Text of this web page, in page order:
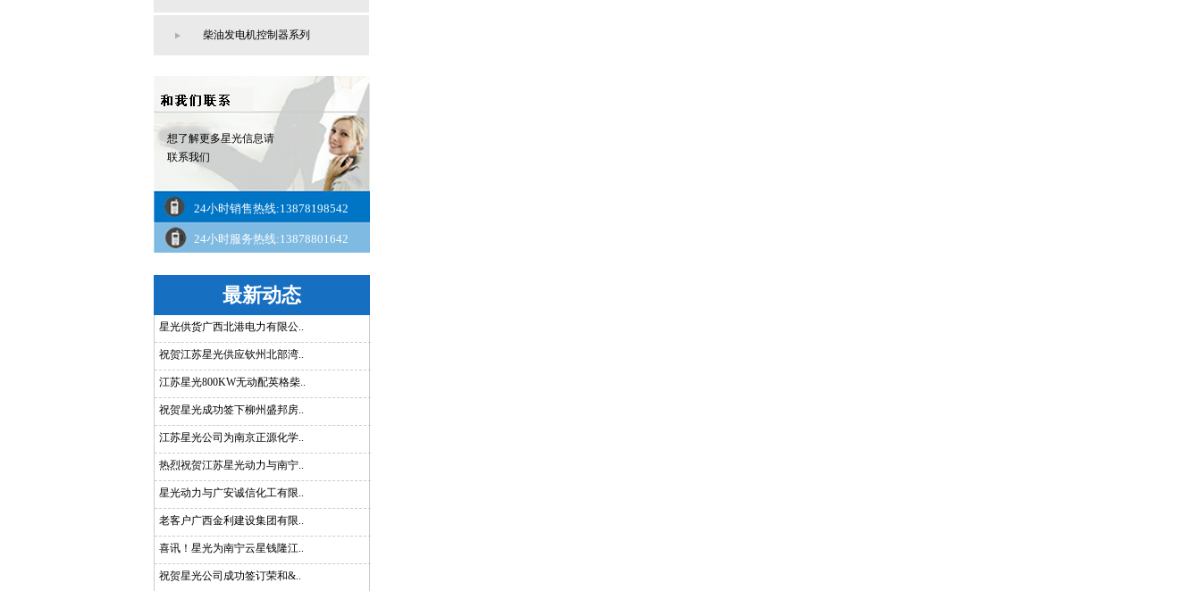
柴油发电机控制器系列
想了解更多星光信息请
联系我们
24小时销售热线:13878198542
24小时服务热线:13878801642
最新动态
星光供货广西北港电力有限公..
祝贺江苏星光供应钦州北部湾..
江苏星光800KW无动配英格柴..
祝贺星光成功签下柳州盛邦房..
江苏星光公司为南京正源化学..
热烈祝贺江苏星光动力与南宁..
星光动力与广安诚信化工有限..
老客户广西金利建设集团有限..
喜讯！星光为南宁云星钱隆江..
祝贺星光公司成功签订荣和&..